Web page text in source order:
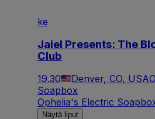
ke
Jaiel Presents: The
Club
19.30 Denver, CO, USA
Soapbox
Ophelia's Electric
Näytä liput